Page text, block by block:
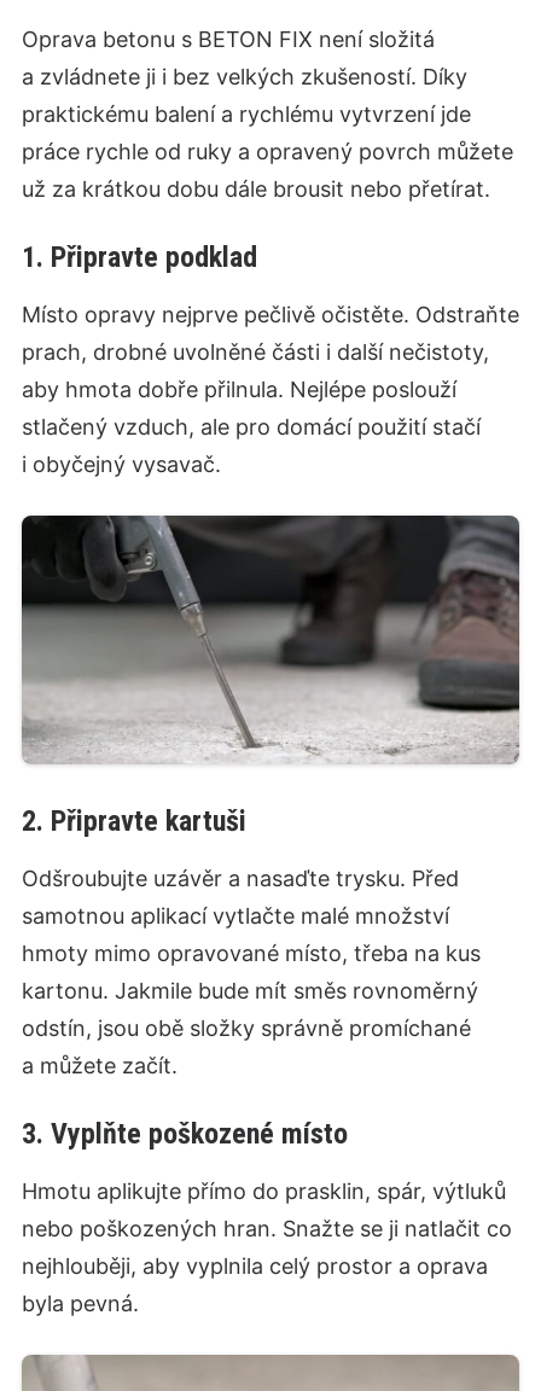
Oprava betonu s BETON FIX není složitá
a zvládnete ji i bez velkých zkušeností. Díky
praktickému balení a rychlému vytvrzení jde
práce rychle od ruky a opravený povrch můžete
už za krátkou dobu dále brousit nebo přetírat.
1. Připravte podklad
Místo opravy nejprve pečlivě očistěte. Odstraňte
prach, drobné uvolněné části i další nečistoty,
aby hmota dobře přilnula. Nejlépe poslouží
stlačený vzduch, ale pro domácí použití stačí
i obyčejný vysavač.
2. Připravte kartuši
Odšroubujte uzávěr a nasaďte trysku. Před
samotnou aplikací vytlačte malé množství
hmoty mimo opravované místo, třeba na kus
kartonu. Jakmile bude mít směs rovnoměrný
odstín, jsou obě složky správně promíchané
a můžete začít.
3. Vyplňte poškozené místo
Hmotu aplikujte přímo do prasklin, spár, výtluků
nebo poškozených hran. Snažte se ji natlačit co
nejhlouběji, aby vyplnila celý prostor a oprava
byla pevná.